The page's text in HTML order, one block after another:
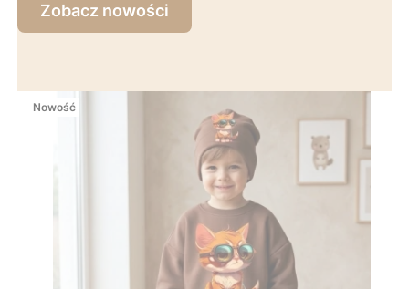
Zobacz nowości
Nowość